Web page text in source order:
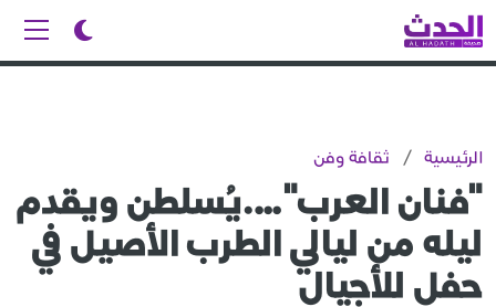
الرئيسية / ثقافة وفن
"فنان العرب"….يُسلطن ويقدم
ليله من ليالي الطرب الأصيل في
حفل للأجيال